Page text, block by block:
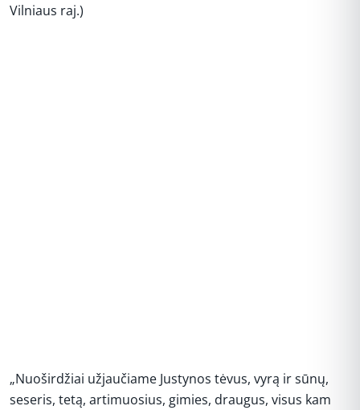
Vilniaus raj.)
„Nuoširdžiai užjaučiame Justynos tėvus, vyrą ir sūnų,
seseris, tetą, artimuosius, gimies, draugus, visus kam